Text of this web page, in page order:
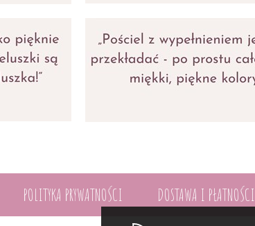
POLITYKA PRYWATNOŚCI DOSTAWA I PŁATNOŚCI